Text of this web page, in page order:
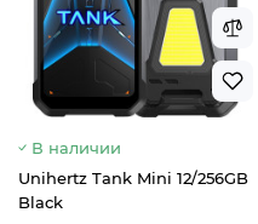
В наличии
Unihertz Tank Mini 12/256GB
Black